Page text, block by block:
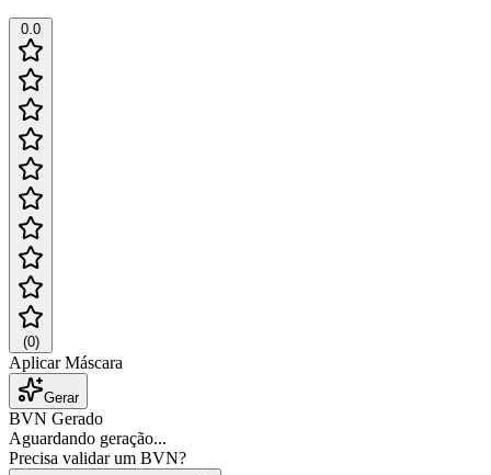
0.0
(0)
Aplicar Máscara
Gerar
BVN Gerado
Aguardando geração...
Precisa validar um BVN?